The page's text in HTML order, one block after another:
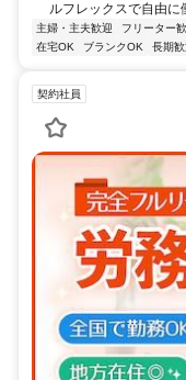
ルフレックスで自由に
主婦・主夫歓迎 フリーター
在宅OK
ブランクOK 長期歓
契約社員